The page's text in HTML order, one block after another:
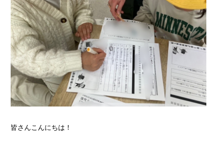
皆さんこんにちは！